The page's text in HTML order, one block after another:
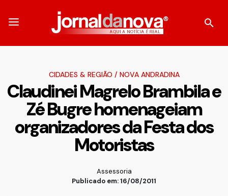
CIDADES & REGIÃO / NOVA ANDRADINA
Claudinei Magrelo Brambila e
Zé Bugre homenageiam
organizadores da Festa dos
Motoristas
Assessoria
Publicado em: 16/08/2011